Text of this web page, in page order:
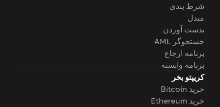
شرط بندی
مبدل
بدست آوردن
جستجوگر AML
برنامه ارجاع
برنامه وابسته
کریپتو بخر
خرید Bitcoin
خرید Ethereum